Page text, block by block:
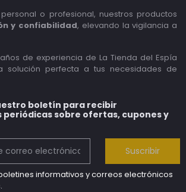
o profesional, nuestros productos
y confiabilidad, elevando la vigilancia a
de experiencia de La Tienda del Espía
solución perfecta a tus necesidades de
boletín para recibir
periódicas sobre ofertas, cupones y
Suscribir
informativos y correos electrónicos